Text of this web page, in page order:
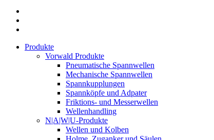
Produkte
Vorwald Produkte
Pneumatische Spannwellen
Mechanische Spannwellen
Spannkupplungen
Spannköpfe und Adpater
Friktions- und Messerwellen
Wellenhandling
N|A|W|U-Produkte
Wellen und Kolben